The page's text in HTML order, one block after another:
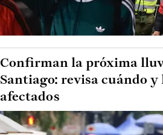
Confirman la próxima
Santiago: revisa cuándo y
afectados